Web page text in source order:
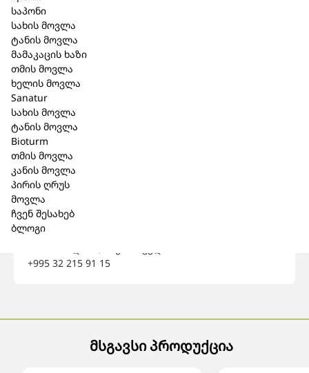
საპონი
სახის მოვლა
ტანის მოვლა
მამაკაცის ხაზი
თმის მოვლა
ხელის მოვლა
Sanatur
სახის მოვლა
ტანის მოვლა
Bioturm
თმის მოვლა
კანის მოვლა
პირის ღრუს
მოვლა
ჩვენ შესახებ
ბლოგი
არც არის მოსალოდნელი ჰომეოპათიური
განზავების გამო.
ვარგისიანობის
შენახვის პირობები
პირდაპირი ზემოქმედებისაგნ დაცულ მშრალ,
ბავშვებისთვის მიუწვდომელ ადგილას, 15˚- 25˚C
ტემპერატურამდე.
აფთიაქიდან
გაიცემა ურეცეპტოდ.
მწარმოებელი
(Biologische Heilmittel Heel GmbH
76532 ბადენ-ბადენი, გერმანია
დრ-რეკევეკის ქუჩა 2-4
წარმომადგენელი
შ.პ.ს ბიომედიკა
ა. პოლიტოვსკაიას ქ.#38
+995 32 215 91 15
მსგავსი პროდუქცია